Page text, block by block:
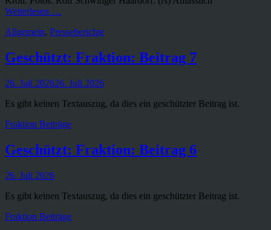
Weiterlesen …
Kategorien
Allgemein, Presseberichte
Geschützt: Fraktion: Beitrag 7
Veröffentlicht
26. Juli 202626. Juli 2026
Es gibt keinen Textauszug, da dies ein geschützter Beitrag ist.
Kategorien
Fraktion Beiträge
Geschützt: Fraktion: Beitrag 6
Veröffentlicht
26. Juli 2026
Es gibt keinen Textauszug, da dies ein geschützter Beitrag ist.
Kategorien
Fraktion Beiträge